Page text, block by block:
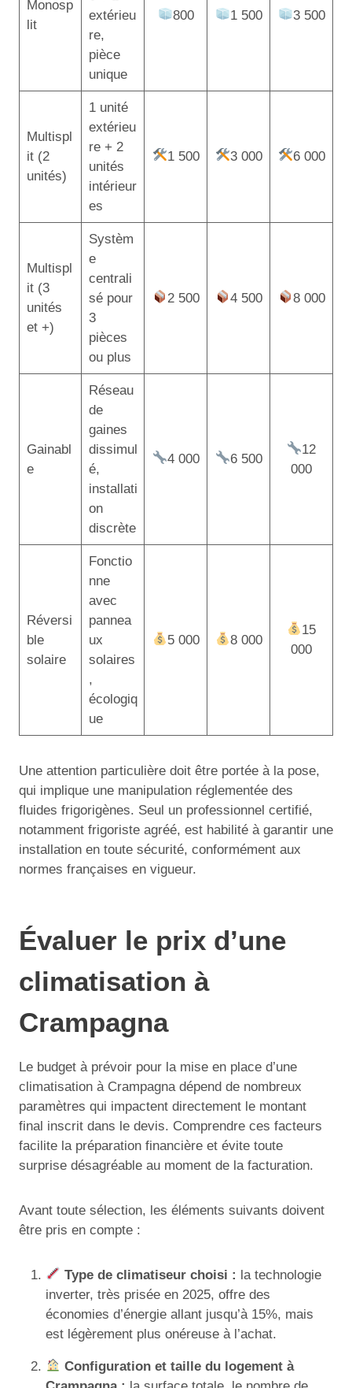
Monosp
lit
extérieu
re,
pièce
unique
800 1 500 3 500
Multispl
it (2
unités)
1 unité
extérieu
re + 2
unités
intérieur
es
1 500 3 000 6 000
Multispl
it (3
unités
et +)
Systèm
e
centrali
sé pour
3
pièces
ou plus
2 500 4 500 8 000
Gainabl
e
Réseau
de
gaines
dissimul
é,
installati
on
discrète
4 000 6 500
12
000
Réversi
ble
solaire
Fonctio
nne
avec
pannea
ux
solaires
,
écologiq
ue
5 000 8 000
15
000
Une attention particulière doit être portée à la pose,
qui implique une manipulation réglementée des
fluides frigorigènes. Seul un professionnel certifié,
notamment frigoriste agréé, est habilité à garantir une
installation en toute sécurité, conformément aux
normes françaises en vigueur.
Évaluer le prix d’une
climatisation à
Crampagna
Le budget à prévoir pour la mise en place d’une
climatisation à Crampagna dépend de nombreux
paramètres qui impactent directement le montant
final inscrit dans le devis. Comprendre ces facteurs
facilite la préparation financière et évite toute
surprise désagréable au moment de la facturation.
Avant toute sélection, les éléments suivants doivent
être pris en compte :
Type de climatiseur choisi : la technologie
inverter, très prisée en 2025, offre des
économies d’énergie allant jusqu’à 15%, mais
est légèrement plus onéreuse à l’achat.
Configuration et taille du logement à